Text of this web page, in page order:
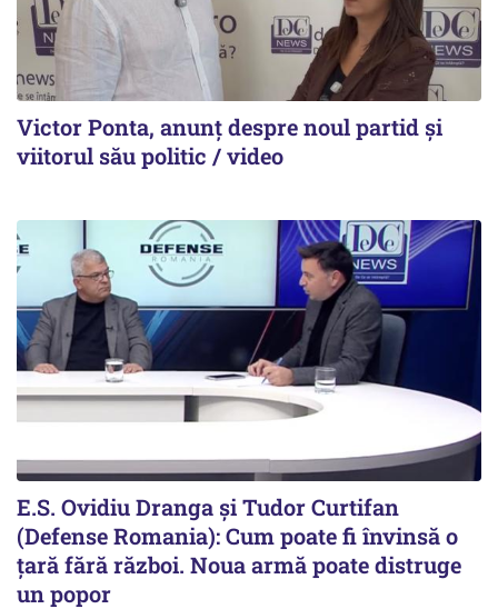
Victor Ponta, anunț despre noul partid și
viitorul său politic / video
E.S. Ovidiu Dranga și Tudor Curtifan
(Defense Romania): Cum poate fi învinsă o
țară fără război. Noua armă poate distruge
un popor